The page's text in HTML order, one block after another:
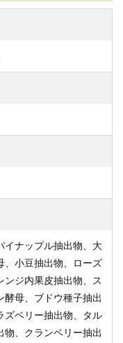
イナップル抽出物、大
、小豆抽出物、ローズ
ンジ内果皮抽出物、ス
酵母、ブドウ種子抽出
ズベリー抽出物、タル
物、クランベリー抽出